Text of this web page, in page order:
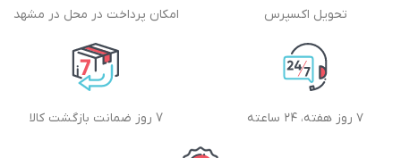
تحویل اکسپرس امکان پرداخت در محل در مشهد
۷ روز هفته، ۲۴ ساعته 7 روز ضمانت بازگشت کالا